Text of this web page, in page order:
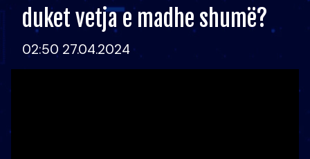
duket vetja e madhe shumë?
02:50 27.04.2024